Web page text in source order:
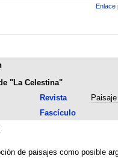
Enlace
"La Celestina"
Revista
Fascículo
de paisajes como posible